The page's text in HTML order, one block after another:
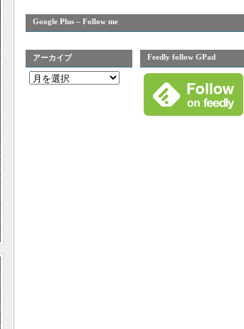
Google Plus – Follow me
アーカイブ Feedly follow GPad